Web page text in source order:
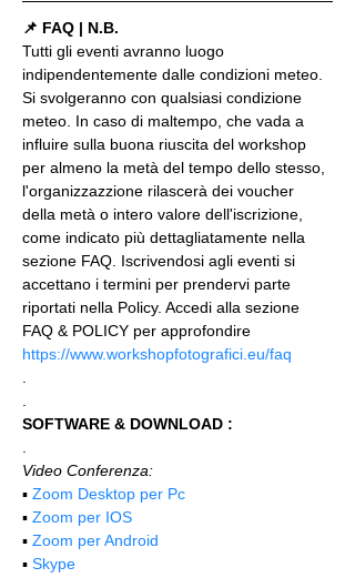
📌 FAQ | N.B.
Tutti gli eventi avranno luogo
indipendentemente dalle condizioni meteo.
Si svolgeranno con qualsiasi condizione
meteo. In caso di maltempo, che vada a
influire sulla buona riuscita del workshop
per almeno la metà del tempo dello stesso,
l'organizzazzione rilascerà dei voucher
della metà o intero valore dell'iscrizione,
come indicato più dettagliatamente nella
sezione FAQ. Iscrivendosi agli eventi si
accettano i termini per prendervi parte
riportati nella Policy. Accedi alla sezione
FAQ & POLICY per approfondire
https://www.workshopfotografici.eu/faq
SOFTWARE & DOWNLOAD :
Video Conferenza:
▪️ Zoom Desktop per Pc
▪️ Zoom per IOS
▪️ Zoom per Android
▪️ Skype